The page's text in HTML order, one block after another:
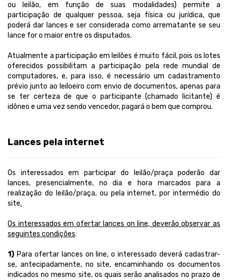
ou leilão, em função de suas modalidades) permite a
participação de qualquer pessoa, seja física ou jurídica, que
poderá dar lances e ser considerada como arrematante se seu
lance for o maior entre os disputados.
Atualmente a participação em leilões é muito fácil, pois os lotes
oferecidos possibilitam a participação pela rede mundial de
computadores, e, para isso, é necessário um cadastramento
prévio junto ao leiloeiro com envio de documentos, apenas para
se ter certeza de que o participante (chamado licitante) é
idôneo e uma vez sendo vencedor, pagará o bem que comprou.
Lances pela internet
Os interessados em participar do leilão/praça poderão dar
lances, presencialmente, no dia e hora marcados para a
realização do leilão/praça, ou pela internet, por intermédio do
site.
Os interessados em ofertar lances on line, deverão observar as
seguintes condições:
1) Para ofertar lances on line, o interessado deverá cadastrar-
se, antecipadamente, no site, encaminhando os documentos
indicados no mesmo site, os quais serão analisados no prazo de